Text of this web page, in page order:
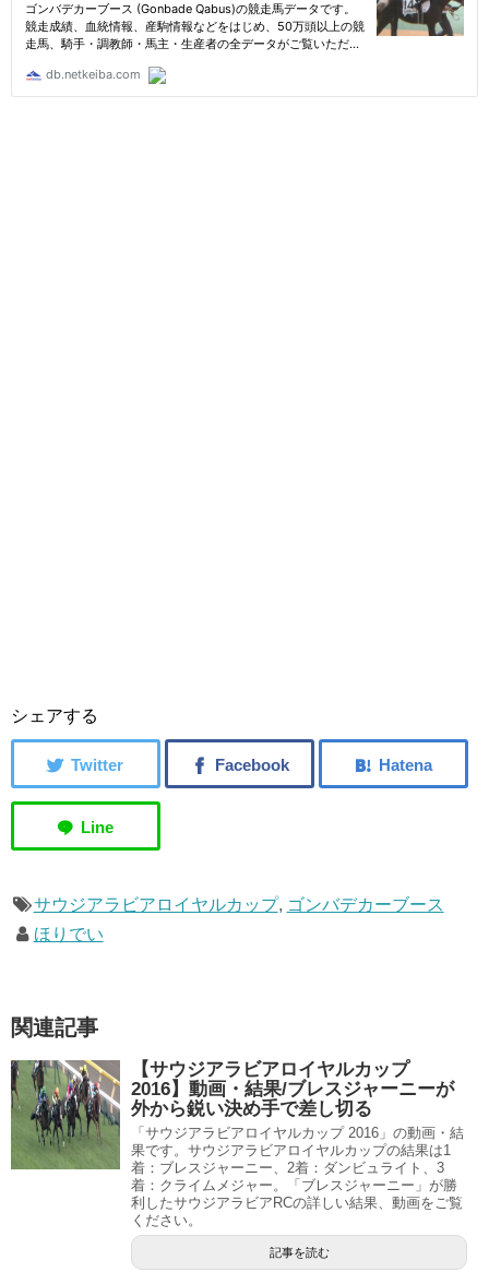
シェアする
サウジアラビアロイヤルカップ, ゴンバデカーブース
ほりでい
関連記事
【サウジアラビアロイヤルカップ
2016】動画・結果/ブレスジャーニーが
外から鋭い決め手で差し切る
「サウジアラビアロイヤルカップ 2016」の動画・結
果です。サウジアラビアロイヤルカップの結果は1
着：ブレスジャーニー、2着：ダンビュライト、3
着：クライムメジャー。「ブレスジャーニー」が勝
利したサウジアラビアRCの詳しい結果、動画をご覧
ください。
記事を読む